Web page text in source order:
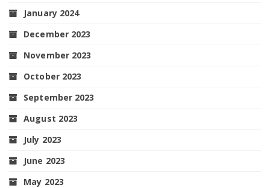
January 2024
December 2023
November 2023
October 2023
September 2023
August 2023
July 2023
June 2023
May 2023